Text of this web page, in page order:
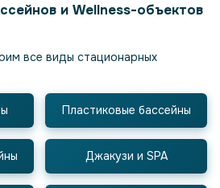
и Wellness-объектов
все виды стационарных
Пластиковые бассейны
Джакузи и SPA